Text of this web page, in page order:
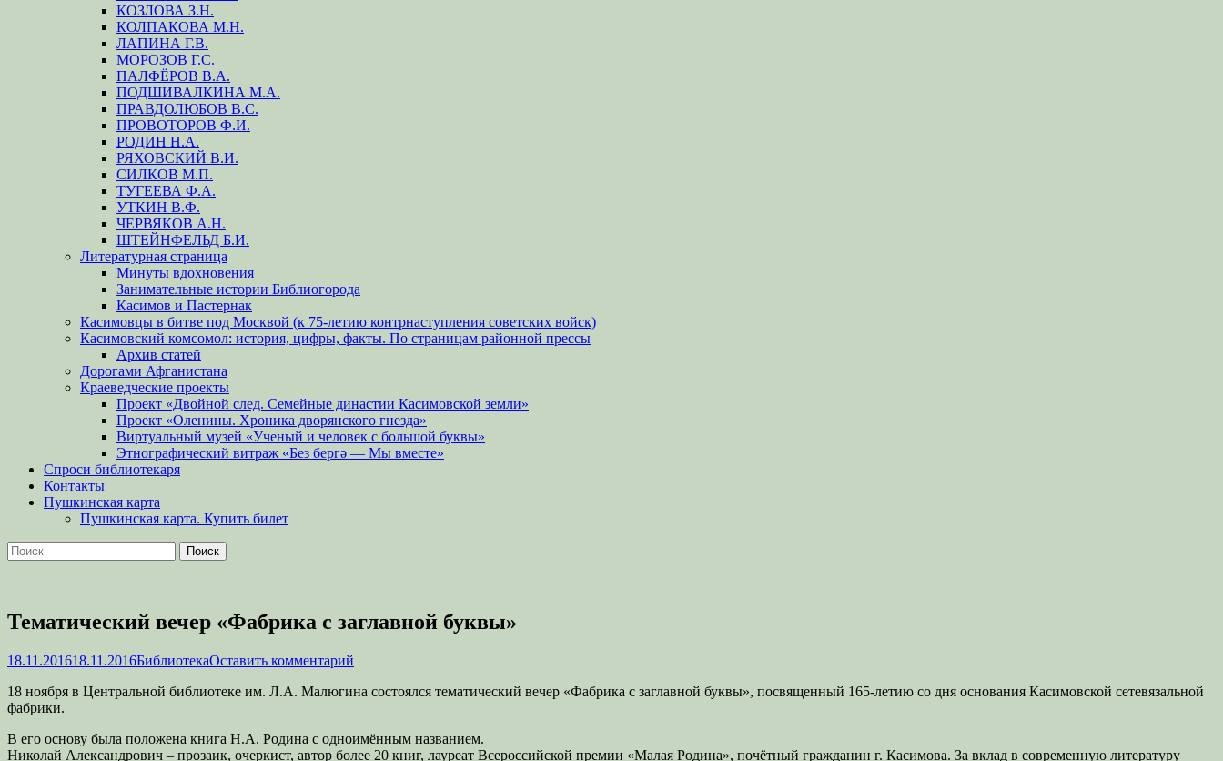
КОЗЛОВА З.Н.
КОЛПАКОВА М.Н.
ЛАПИНА Г.В.
МОРОЗОВ Г.С.
ПАЛФЁРОВ В.А.
ПОДШИВАЛКИНА М.А.
ПРАВДОЛЮБОВ В.С.
ПРОВОТОРОВ Ф.И.
РОДИН Н.А.
РЯХОВСКИЙ В.И.
СИЛКОВ М.П.
ТУГЕЕВА Ф.А.
УТКИН В.Ф.
ЧЕРВЯКОВ А.Н.
ШТЕЙНФЕЛЬД Б.И.
Литературная страница
Минуты вдохновения
Занимательные истории Библиогорода
Касимов и Пастернак
Касимовцы в битве под Москвой (к 75-летию контрнаступления советских войск)
Касимовский комсомол: история, цифры, факты. По страницам районной прессы
Архив статей
Дорогами Афганистана
Краеведческие проекты
Проект «Двойной след. Семейные династии Касимовской земли»
Проект «Оленины. Хроника дворянского гнезда»
Виртуальный музей «Ученый и человек с большой буквы»
Этнографический витраж «Без бергə — Мы вместе»
Спроси библиотекаря
Контакты
Пушкинская карта
Пушкинская карта. Купить билет
Поиск
Найти:
Тематический вечер «Фабрика с заглавной буквы»
Опубликовано
18.11.201618.11.2016Автор
БиблиотекаОставить комментарий
18 ноября в Центральной библиотеке им. Л.А. Малюгина состоялся тематический вечер «Фабрика с заглавной буквы», посвященный 165-летию со дня основания Касимовской сетевязальной
фабрики.
В его основу была положена книга Н.А. Родина с одноимённым названием.
Николай Александрович – прозаик, очеркист, автор более 20 книг, лауреат Всероссийской премии «Малая Родина», почётный гражданин г. Касимова. За вклад в современную литературу